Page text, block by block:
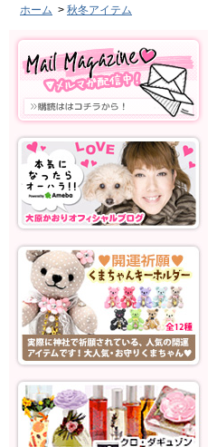
ホーム > 秋冬アイテム